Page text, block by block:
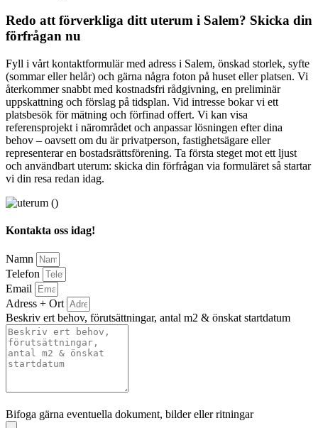
Redo att förverkliga ditt uterum i Salem? Skicka din
förfrågan nu
Fyll i vårt kontaktformulär med adress i Salem, önskad storlek, syfte
(sommar eller helår) och gärna några foton på huset eller platsen. Vi
återkommer snabbt med kostnadsfri rådgivning, en preliminär
uppskattning och förslag på tidsplan. Vid intresse bokar vi ett
platsbesök för mätning och förfinad offert. Vi kan visa
referensprojekt i närområdet och anpassar lösningen efter dina
behov – oavsett om du är privatperson, fastighetsägare eller
representerar en bostadsrättsförening. Ta första steget mot ett ljust
och användbart uterum: skicka din förfrågan via formuläret så startar
vi din resa redan idag.
Kontakta oss idag!
Namn
Telefon
Email
Adress + Ort
Beskriv ert behov, förutsättningar, antal m2 & önskat startdatum
Bifoga gärna eventuella dokument, bilder eller ritningar